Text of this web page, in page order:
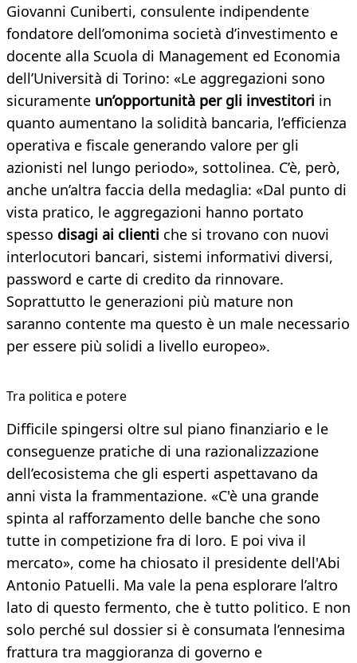
Giovanni Cuniberti, consulente indipendente
fondatore dell’omonima società d’investimento e
docente alla Scuola di Management ed Economia
dell’Università di Torino: «Le aggregazioni sono
sicuramente un’opportunità per gli investitori in
quanto aumentano la solidità bancaria, l’efficienza
operativa e fiscale generando valore per gli
azionisti nel lungo periodo», sottolinea. C’è, però,
anche un’altra faccia della medaglia: «Dal punto di
vista pratico, le aggregazioni hanno portato
spesso disagi ai clienti che si trovano con nuovi
interlocutori bancari, sistemi informativi diversi,
password e carte di credito da rinnovare.
Soprattutto le generazioni più mature non
saranno contente ma questo è un male necessario
per essere più solidi a livello europeo».
Tra politica e potere
Difficile spingersi oltre sul piano finanziario e le
conseguenze pratiche di una razionalizzazione
dell’ecosistema che gli esperti aspettavano da
anni vista la frammentazione. «C'è una grande
spinta al rafforzamento delle banche che sono
tutte in competizione fra di loro. E poi viva il
mercato», come ha chiosato il presidente dell'Abi
Antonio Patuelli. Ma vale la pena esplorare l’altro
lato di questo fermento, che è tutto politico. E non
solo perché sul dossier si è consumata l’ennesima
frattura tra maggioranza di governo e